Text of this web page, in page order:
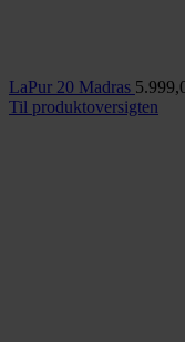
LaPur 20 Madras
Til produktoversigten